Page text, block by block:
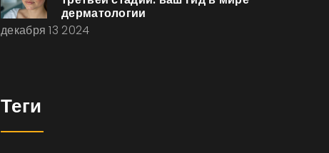
дерматологии
декабря 13 2024
Теги